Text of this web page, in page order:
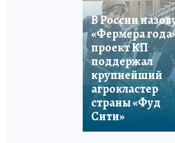
В России
«Фермера
проект КП
поддержал
крупнейший
агрокластер
страны «Фуд
Сити»